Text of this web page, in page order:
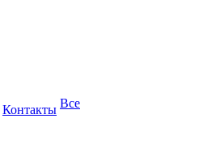
Контакты Все